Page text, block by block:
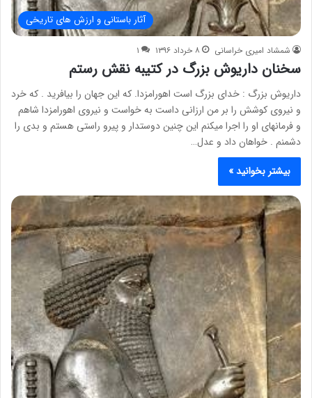
آثار باستانی و ارزش های تاریخی
شمشاد امیری خراسانی ۸ خرداد ۱۳۹۶ ۱
سخنان داریوش بزرگ در کتیبه نقش رستم
داریوش بزرگ : خدای بزرگ است اهورامزدا. که این جهان را بیافرید . که خرد
و نیروی کوشش را بر من ارزانی داست به خواست و نیروی اهورامزدا شاهم
و فرمانهای او را اجرا میکنم این چنین دوستدار و پیرو راستی هستم و بدی را
دشمنم . خواهان داد و عدل…
بیشتر بخوانید »